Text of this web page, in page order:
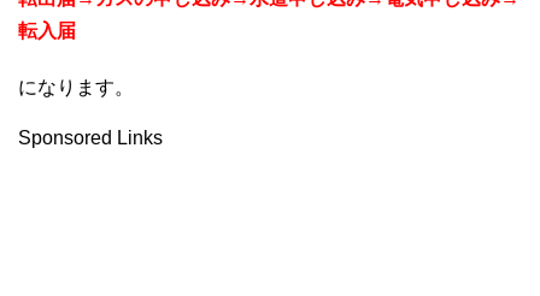
転入届
になります。
Sponsored Links